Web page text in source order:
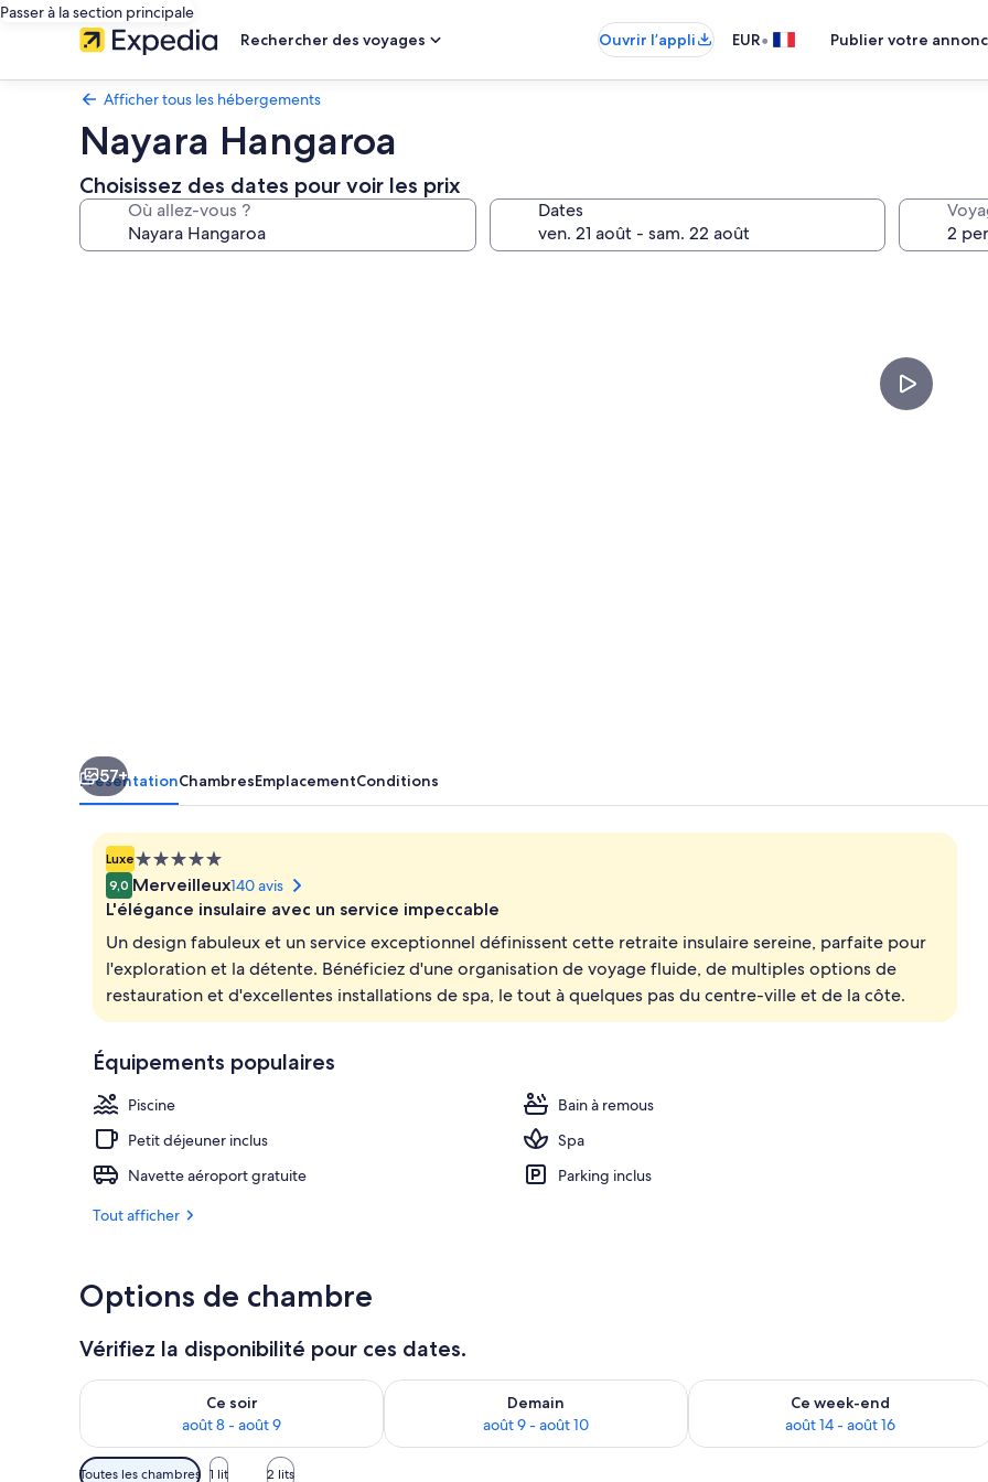
Passer à la section principale
Rechercher des voyages
Ouvrir l’appli EUR• Publier votre
Afficher tous les hébergements
Nayara Hangaroa
Choisissez des dates pour voir les prix
Où allez-vous ? Dates
Enceinte de l’hébergement
57+
PrésentationChambresEmplacementConditions
LuxeHébergement
5.0 étoiles
9,0 Merveilleux140 avis
L'élégance insulaire avec un service impeccable
Un design fabuleux et un service exceptionnel définissent cette retraite insulaire sereine, parfaite pour
l'exploration et la détente. Bénéficiez d'une organisation de voyage fluide, de multiples options de
restauration et d'excellentes installations de spa, le tout à quelques pas du centre-ville et de la côte.
Équipements populaires
Piscine
Bain à remous
Petit déjeuner inclus
Spa
Navette aéroport gratuite
Parking inclus
Tout afficher
Options de chambre
Vérifiez la disponibilité pour ces dates.
Ce soir
août 8 - août 9
Vérifier la disponibilité pour ce soir août 8 - août 9
Demain
août 9 - août 10
Vérifier la disponibilité pour demain août 9 - août 10
Ce week-end
août 14 - août 16
Vérifier la disponibilité pour ce week-
Filtres
Toutes les chambres 1 lit 2 lits